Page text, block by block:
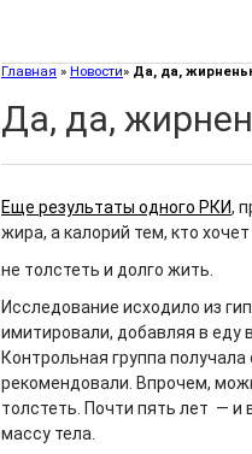
Главная » Новости» Да, да,
Да, да,
Еще результаты одного РКИ,
жира, а калорий тем, кто хочет
не толстеть и долго жить.
Исследование исходило из
имитировали, добавляя в еду
Контрольная группа
рекомендовали. Впрочем,
толстеть. Почти пять лет — и
массу тела.